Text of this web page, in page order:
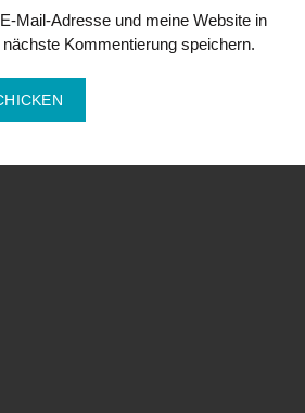
Mail-Adresse und meine Website in
Kommentierung speichern.